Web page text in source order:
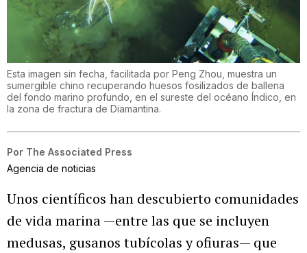
Esta imagen sin fecha, facilitada por Peng Zhou, muestra un
sumergible chino recuperando huesos fosilizados de ballena
del fondo marino profundo, en el sureste del océano Índico, en
la zona de fractura de Diamantina.
Por The Associated Press
Agencia de noticias
Unos científicos han descubierto comunidades
de vida marina —entre las que se incluyen
medusas, gusanos tubícolas y ofiuras— que